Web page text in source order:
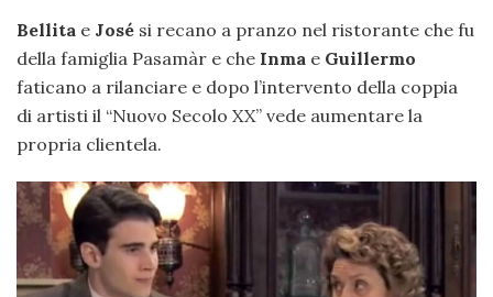
Bellita e José si recano a pranzo nel ristorante che fu
della famiglia Pasamàr e che Inma e Guillermo
faticano a rilanciare e dopo l’intervento della coppia
di artisti il “Nuovo Secolo XX” vede aumentare la
propria clientela.